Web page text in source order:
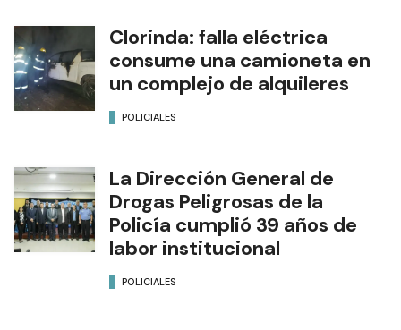
Clorinda: falla eléctrica
consume una camioneta en
un complejo de alquileres
POLICIALES
La Dirección General de
Drogas Peligrosas de la
Policía cumplió 39 años de
labor institucional
POLICIALES